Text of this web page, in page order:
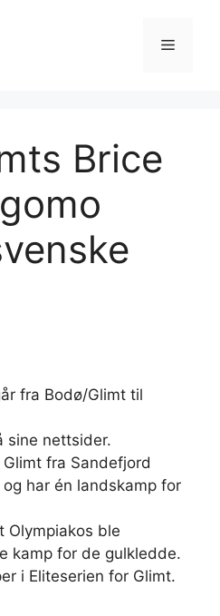
Meny
Brice
fra Bodø/Glimt til
sine nettsider.
fra Sandefjord
har én landskamp for
Olympiakos ble
kamp for de gulkledde.
i Eliteserien for Glimt.